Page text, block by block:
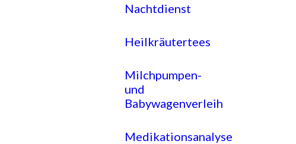
Nachtdienst
Heilkräutertees
Milchpumpen-
und
Babywagenverleih
Medikationsanalyse